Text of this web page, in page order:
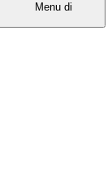
Menu di